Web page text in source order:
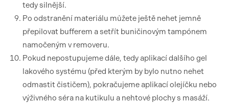
tedy silnější.
Po odstranění materiálu můžete ještě nehet jemně
přepilovat bufferem a setřít buničinovým tampónem
namočeným v removeru.
Pokud nepostupujeme dále, tedy aplikací dalšího gel
lakového systému (před kterým by bylo nutno nehet
odmastit čističem), pokračujeme aplikací olejíčku nebo
výživného séra na kutikulu a nehtové plochy s masáží.